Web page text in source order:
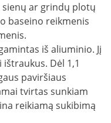
ar grindų plotų
baseino reikmenis
iš aliuminio. Jį
Dėl 1,1
paviršiaus
tvirtas sunkiam
reikiamą sukibimą